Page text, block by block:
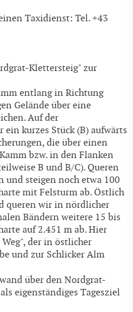
Taxidienst: Tel. +43
Klettersteig" zur
entlang in Richtung
Gelände über eine
Auf der
ein kurzes Stück (B) aufwärts
die über einen
bzw. in den Flanken
B und B/C). Queren
und steigen noch etwa 100
mit Felsturm ab. Östlich
queren wir in nördlicher
Bändern weitere 15 bis
auf 2.451 m ab. Hier
der in östlicher
und zur Schlicker Alm
über den Nordgrat-
eigenständiges Tagesziel